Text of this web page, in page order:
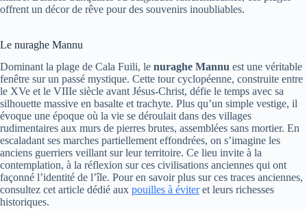
offrent un décor de rêve pour des souvenirs inoubliables.
Le nuraghe Mannu
Dominant la plage de Cala Fuili, le nuraghe Mannu est une véritable
fenêtre sur un passé mystique. Cette tour cyclopéenne, construite entre
le XVe et le VIIIe siècle avant Jésus-Christ, défie le temps avec sa
silhouette massive en basalte et trachyte. Plus qu’un simple vestige, il
évoque une époque où la vie se déroulait dans des villages
rudimentaires aux murs de pierres brutes, assemblées sans mortier. En
escaladant ses marches partiellement effondrées, on s’imagine les
anciens guerriers veillant sur leur territoire. Ce lieu invite à la
contemplation, à la réflexion sur ces civilisations anciennes qui ont
façonné l’identité de l’île. Pour en savoir plus sur ces traces anciennes,
consultez cet article dédié aux pouilles à éviteret leurs richesses
historiques.